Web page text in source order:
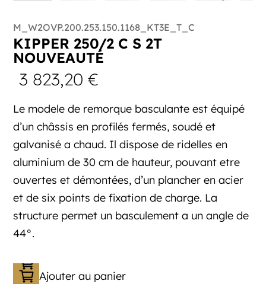
M_W2OVP.200.253.150.1168_KT3E_T_C
KIPPER 250/2 C S 2T
NOUVEAUTÉ
3 823,20€
Le modele de remorque basculante est équipé
d’un châssis en profilés fermés, soudé et
galvanisé a chaud. Il dispose de ridelles en
aluminium de 30 cm de hauteur, pouvant etre
ouvertes et démontées, d’un plancher en acier
et de six points de fixation de charge. La
structure permet un basculement a un angle de
44°.
Ajouter au panier